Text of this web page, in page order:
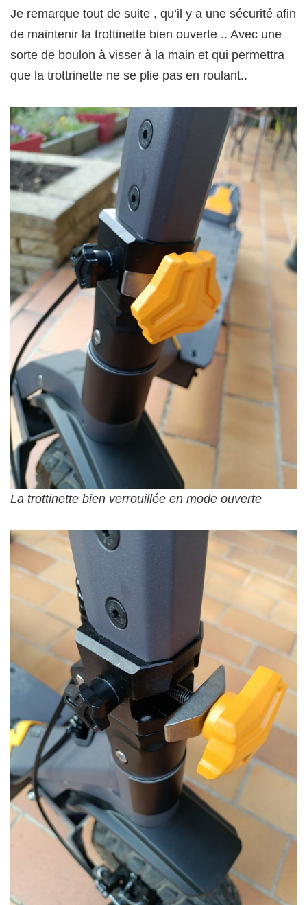
Je remarque tout de suite , qu’il y a une sécurité afin
de maintenir la trottinette bien ouverte .. Avec une
sorte de boulon à visser à la main et qui permettra
que la trottrinette ne se plie pas en roulant..
La trottinette bien verrouillée en mode ouverte